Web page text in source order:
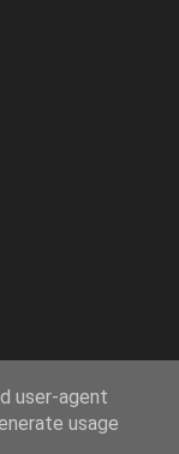
user-agent
usage